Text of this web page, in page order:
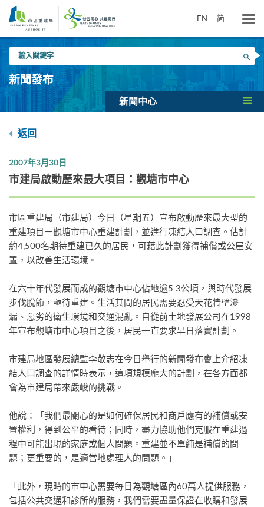
要
EN 简
入
關
鍵
搜尋
新聞發布
新聞中心
返回
2007年3月30日
市建局啟動歷來最大項目：觀塘市中心
市區重建局（市建局）今日（星期五）宣布啟動歷來最大型的
重建項目－觀塘市中心重建計劃，並進行凍結人口調查。估計
約4,500名期待重建已久的居民，可藉此計劃獲得補償或公屋安
置，以改善生活環境。
在六十年代發展而成的觀塘市中心佔地逾5.3公頃，與時代發展
步伐脫節，亟待重建。生活其間的居民需要忍受天花牆壁滲
漏、惡劣的衛生環境和交通混亂。自從前土地發展公司在1998
年宣布觀塘市中心項目之後，居民一直要求早日落實計劃。
市建局地區發展總監李敬志在今日舉行的新聞發布會上介紹凍
結人口調查的詳情時表示，這項規模龐大的計劃，在各方面都
會為市建局帶來嚴峻的挑戰。
他說：「我們最關心的是如何確保居民和商戶應有的補償或安
置權利，得到公平的看待；同時，盡力協助他們克服在重建過
程中可能出現的家庭或個人問題。重建並不單純是補償的問
題；更重要的，是適當地處理人的問題。」
「此外，現時的市中心需要每日為觀塘區內60萬人提供服務，
包括公共交通和診所的服務，我們需要盡量保證在收購和發展